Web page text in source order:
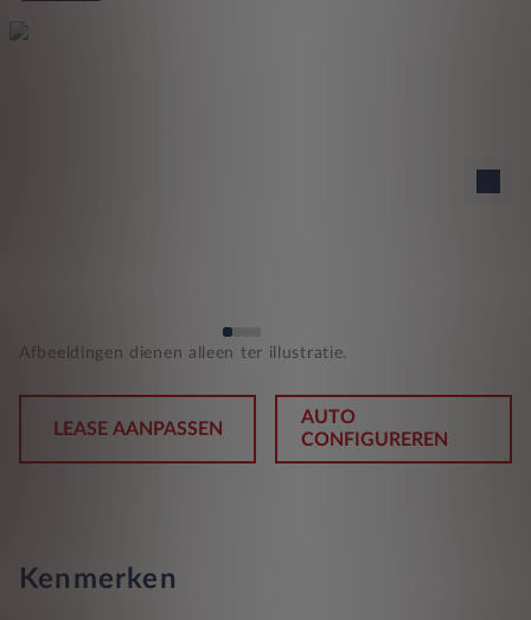
Afbeeldingen dienen alleen ter illustratie.
LEASE AANPASSEN
AUTO
CONFIGUREREN
Kenmerken